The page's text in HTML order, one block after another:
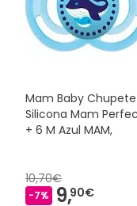
Mam Baby Chupete
Silicona Mam
+ 6 M Azul MAM,
10,70€
-7% 9,90€